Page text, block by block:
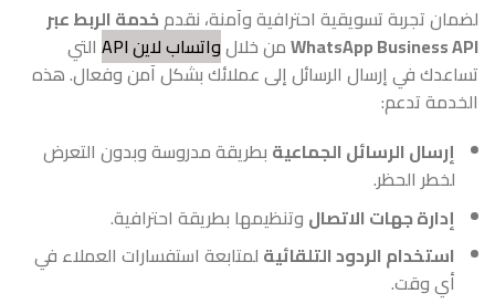
لضمان تجربة تسويقية احترافية وآمنة، نقدمخدمة الربط عبر
WhatsApp Business APIمن خلالواتساب لاين API
التي
تساعدك في إرسال الرسائل إلى عملائك بشكل آمن وفعال. هذه
الخدمة تدعم:
إرسال الرسائل الجماعية بطريقة مدروسة وبدون التعرض
لخطر الحظر.
إدارة جهات الاتصال وتنظيمها بطريقة احترافية.
استخدام الردود التلقائية لمتابعة استفسارات العملاء في
أي وقت.